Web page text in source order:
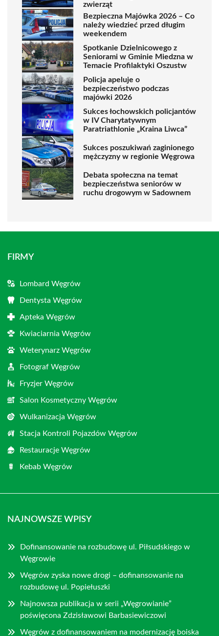
zwierząt
Bezpieczna Majówka 2026 – Co
należy wiedzieć przed długim
weekendem
Spotkanie Dzielnicowego z
Seniorami w Gminie Miedzna w
Temacie Profilaktyki Oszustw
Policja apeluje o
bezpieczeństwo podczas
majówki 2026
Sukces łochowskich policjantów
w IV Charytatywnym
Paratriathlonie „Kraina Liwca”
Sukces poszukiwań zaginionego
mężczyzny w regionie Węgrowa
Debata społeczna na temat
bezpieczeństwa seniorów w
ruchu drogowym w Sadownem
FIRMY
Lombard Węgrów
Dentysta Węgrów
Apteka Węgrów
Kwiaciarnia Węgrów
Weterynarz Węgrów
Fotograf Węgrów
Fryzjer Węgrów
Salon Kosmetyczny Węgrów
Wulkanizacja Węgrów
Stacja Kontroli Pojazdów Węgrów
Restauracje Węgrów
Kebab Węgrów
NAJNOWSZE WPISY
Dofinansowanie na rozbudowę ul. Piłsudskiego w
Węgrowie
Węgrów zyska nowe drogi – dofinansowanie na
rozbudowę ul. Popiełuszki
Najnowsza publikacja w serii „Węgrowianie”
poświęcona Zdzisławowi Barbasiewiczowi
Węgrów z dofinansowaniem na modernizację boiska